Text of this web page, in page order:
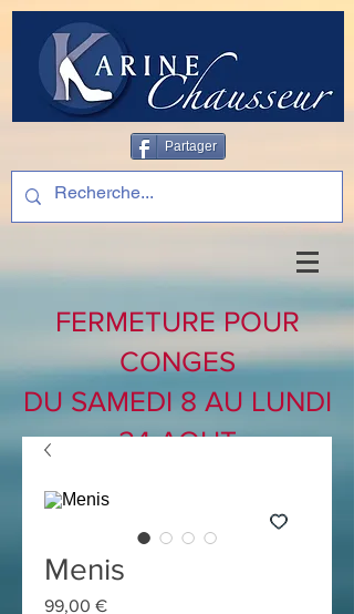
Partager
FERMETURE POUR
CONGES
DU SAMEDI 8 AU LUNDI
24 AOUT
Menis
99,00 €Prix